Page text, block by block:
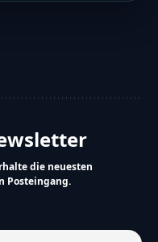
die neuesten
Posteingang.